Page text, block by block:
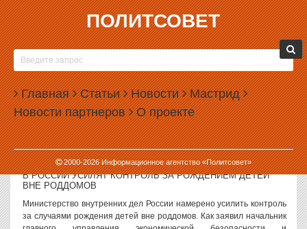
ПОЛИТСОВЕТ
Главная Статьи Новости Мастрид
Новости партнеров О проекте
2000-2026Информационное агентство «Политсовет»
16.12.2024, 17:52
ПОЛПРЕД ЖОГА ПОРУЧИЛ СЛЕДИТЬ ЗА ВОПРОСАМИ НА
ПРЯМОЙ ЛИНИИ ПУТИНА
Полпред президента в УрФО Артем Жога поручил своим
подчиненным отслеживать, какие вопросы уральцы будут
задавать на прямой линии с Владимиром Путиным. Как сообщили
в пресс-службе полпредства, такая...
16.12.2024, 16:59
В РОССИИ УСИЛЯТ КОНТРОЛЬ ЗА РОЖДЕНИЕМ ДЕТЕЙ
ВНЕ РОДДОМОВ
Министерство внутренних дел России намерено усилить контроль
за случаями рождения детей вне роддомов. Как заявил начальник